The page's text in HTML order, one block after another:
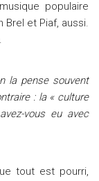
populaire
Brel et Piaf, aussi.
la pense souvent
: la « culture
vous eu avec
tout est pourri,